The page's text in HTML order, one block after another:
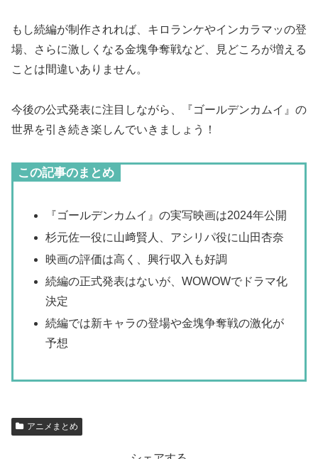
もし続編が制作されれば、キロランケやインカラマッの登
場、さらに激しくなる金塊争奪戦など、見どころが増える
ことは間違いありません。
今後の公式発表に注目しながら、『ゴールデンカムイ』の
世界を引き続き楽しんでいきましょう！
この記事のまとめ
『ゴールデンカムイ』の実写映画は2024年公開
杉元佐一役に山﨑賢人、アシリパ役に山田杏奈
映画の評価は高く、興行収入も好調
続編の正式発表はないが、WOWOWでドラマ化
決定
続編では新キャラの登場や金塊争奪戦の激化が
予想
アニメまとめ